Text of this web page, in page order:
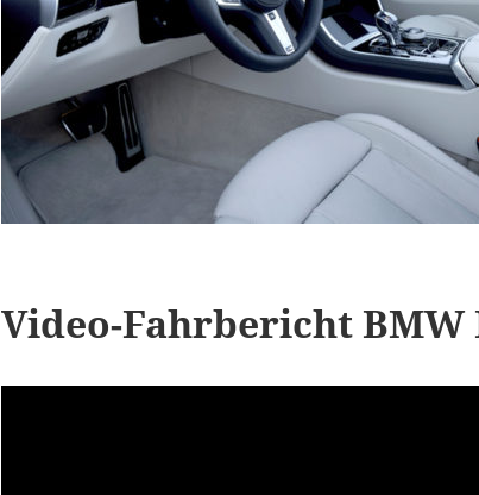
Video-Fahrbericht BMW